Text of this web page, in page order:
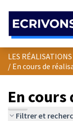
/ En cours de
En
Filtrer et